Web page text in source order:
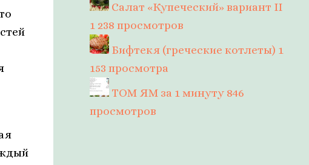
Салат «Купеческий» вариант II
1 238 просмотров
Бифтекя (греческие котлеты) 1
153 просмотра
ТОМ ЯМ за 1 минуту 846
просмотров